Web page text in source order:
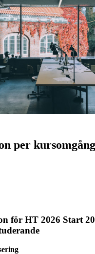
per kursomgång
för HT 2026 Start